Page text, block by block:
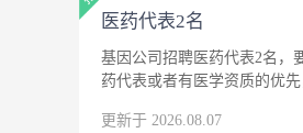
医药代表2名
基因公司招聘医药代表2名，
药代表或者有医学资质的优先
更新于 2026.08.07